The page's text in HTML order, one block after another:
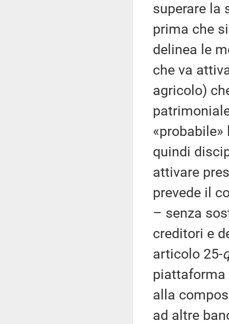
superare la
prima che
delinea le
che va
agricolo)
quindi
attivare
prevede il
– senza
creditori e
articolo 25-
piattaforma
alla
ad altre